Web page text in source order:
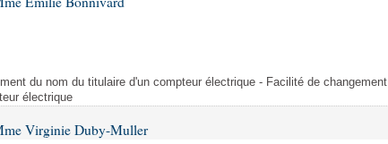
du nom du titulaire d'un compteur électrique - Facilité de changement
électrique
Virginie Duby-Muller